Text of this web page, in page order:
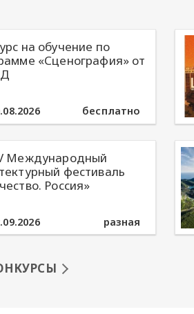
на обучение по
«Сценография» от
бесплатно
Международный
фестиваль
Россия»
разная